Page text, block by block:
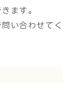
ます。
い合わせてく